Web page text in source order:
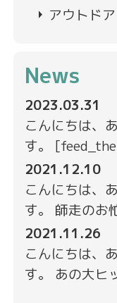
arrow_right アウトドア
News
2023.03.31
こんにちは、
す。
2021.12.10
こんにちは、
す。 師走のお
2021.11.26
こんにちは、
す。 あの大ヒ